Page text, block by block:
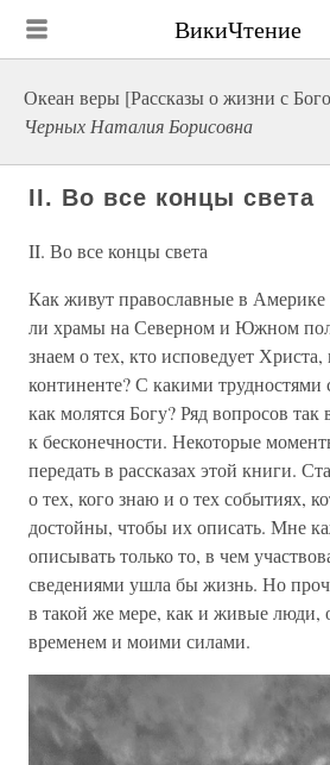
ВикиЧтение
Океан веры [Рассказы о жизни с
Черных Наталия Борисовна
II. Во все концы света
II. Во все концы света
Как живут православные в
ли храмы на Северном и Южном
знаем о тех, кто исповедует
континенте? С какими трудностями
как молятся Богу? Ряд вопросов так
к бесконечности. Некоторые
передать в рассказах этой книги.
о тех, кого знаю и о тех событиях,
достойны, чтобы их описать. Мне
описывать только то, в чем
сведениями ушла бы жизнь. Но
в такой же мере, как и живые люди,
временем и моими силами.